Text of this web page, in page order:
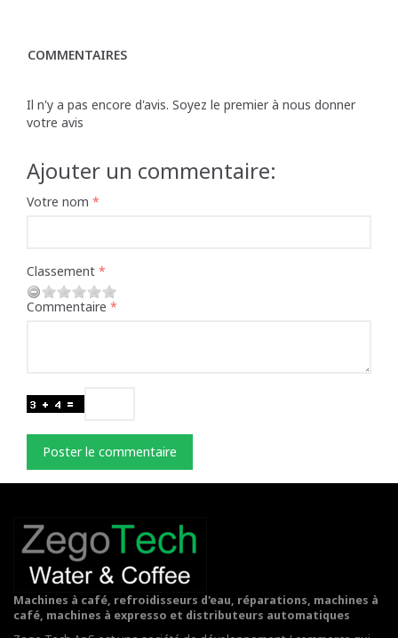
COMMENTAIRES
Il n'y a pas encore d'avis. Soyez le premier à nous donner
votre avis
Ajouter un commentaire:
Votre nom
Classement
Commentaire
Poster le commentaire
Machines à café, refroidisseurs d'eau, réparations, machines à
café, machines à expresso et distributeurs automatiques